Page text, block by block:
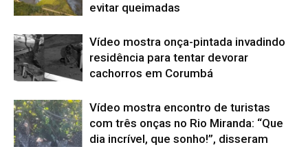
evitar queimadas
Vídeo mostra onça-pintada invadindo
residência para tentar devorar
cachorros em Corumbá
Vídeo mostra encontro de turistas
com três onças no Rio Miranda: “Que
dia incrível, que sonho!”, disseram